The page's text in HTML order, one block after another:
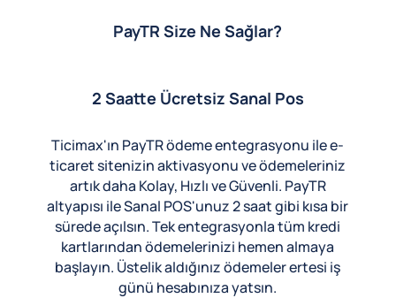
PayTR Size Ne Sağlar?
2 Saatte Ücretsiz Sanal Pos
Ticimax'ın PayTR ödeme entegrasyonu ile e-
ticaret sitenizin aktivasyonu ve ödemeleriniz
artık daha Kolay, Hızlı ve Güvenli. PayTR
altyapısı ile Sanal POS'unuz 2 saat gibi kısa bir
sürede açılsın. Tek entegrasyonla tüm kredi
kartlarından ödemelerinizi hemen almaya
başlayın. Üstelik aldığınız ödemeler ertesi iş
günü hesabınıza yatsın.